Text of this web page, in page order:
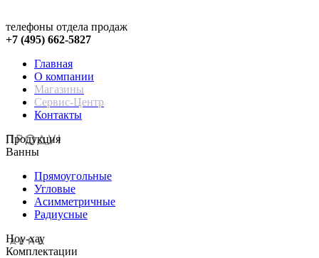
телефоны отдела продаж
+7 (495) 662-5827
Главная
О компании
Магазины
Сервис-Центр
Контакты
Продукция
Ванны
Прямоугольные
Угловые
Асимметричные
Радиусные
Hoy-хау
Комплектации